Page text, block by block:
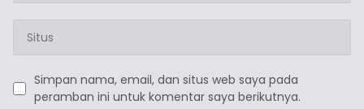
Simpan nama, email, dan situs web saya pada
peramban ini untuk komentar saya berikutnya.